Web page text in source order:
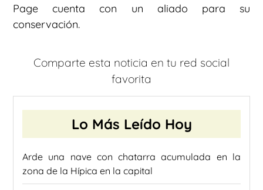
Page cuenta con un aliado para su
conservación.
Comparte esta noticia en tu red social
favorita
Lo Más Leído Hoy
Arde una nave con chatarra acumulada en la
zona de la Hípica en la capital